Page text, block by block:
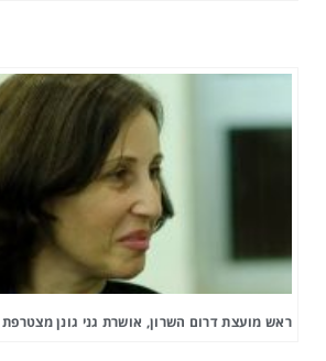
ראש מועצת דרום השרון, אושרת גני גונן מצטרפת